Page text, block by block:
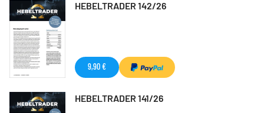
HEBELTRADER 142/26
9,90 €
HEBELTRADER 141/26